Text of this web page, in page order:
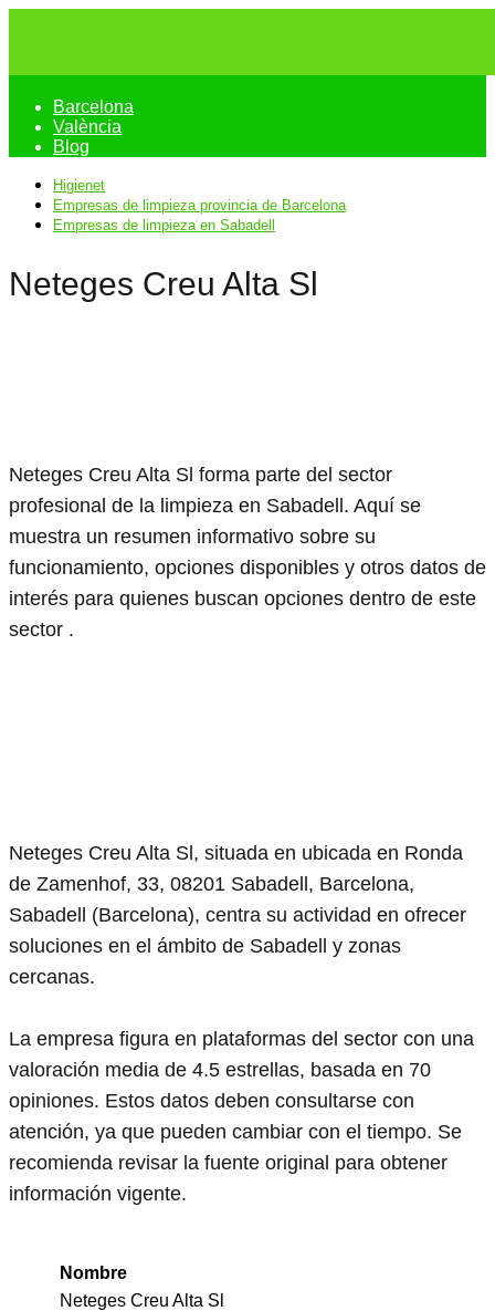
Barcelona
València
Blog
Higienet
Empresas de limpieza provincia de Barcelona
Empresas de limpieza en Sabadell
Neteges Creu Alta Sl
Neteges Creu Alta Sl forma parte del sector
profesional de la limpieza en Sabadell. Aquí se
muestra un resumen informativo sobre su
funcionamiento, opciones disponibles y otros datos de
interés para quienes buscan opciones dentro de este
sector .
Neteges Creu Alta Sl, situada en ubicada en Ronda
de Zamenhof, 33, 08201 Sabadell, Barcelona,
Sabadell (Barcelona), centra su actividad en ofrecer
soluciones en el ámbito de Sabadell y zonas
cercanas.
La empresa figura en plataformas del sector con una
valoración media de 4.5 estrellas, basada en 70
opiniones. Estos datos deben consultarse con
atención, ya que pueden cambiar con el tiempo. Se
recomienda revisar la fuente original para obtener
información vigente.
Nombre
Neteges Creu Alta Sl